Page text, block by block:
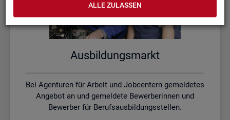
ALLE ZULASSEN
Aus­bil­dungs­markt
Bei Agenturen für Arbeit und Jobcentern gemeldetes
Angebot an und gemeldete Bewerberinnen und
Bewerber für Berufsausbildungsstellen.